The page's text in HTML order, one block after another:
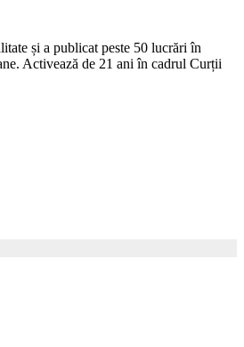
și a publicat peste 50 lucrări în
Activează de 21 ani în cadrul Curții